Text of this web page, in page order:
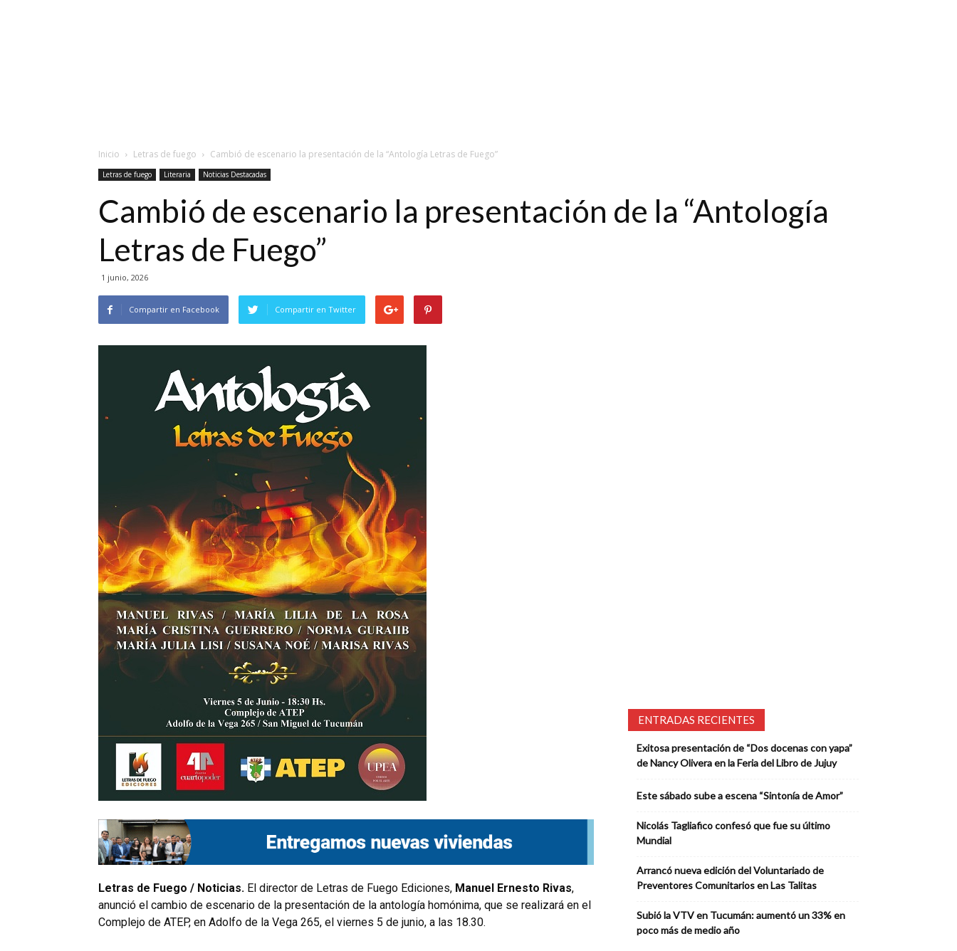
Inicio Letras de fuego Cambió de escenario la presentación de la “Antología Letras de Fuego”
Letras de fuego Literaria Noticias Destacadas
Cambió de escenario la presentación de la “Antología
Letras de Fuego”
1 junio, 2026
Compartir en Facebook Compartir en Twitter
Letras de Fuego / Noticias. El director de Letras de Fuego Ediciones, Manuel Ernesto Rivas,
anunció el cambio de escenario de la presentación de la antología homónima, que se realizará en el
Complejo de ATEP, en Adolfo de la Vega 265, el viernes 5 de junio, a las 18.30.
ENTRADAS RECIENTES
Exitosa presentación de “Dos docenas con yapa”
de Nancy Olivera en la Feria del Libro de Jujuy
Este sábado sube a escena “Sintonía de Amor”
Nicolás Tagliafico confesó que fue su último
Mundial
Arrancó nueva edición del Voluntariado de
Preventores Comunitarios en Las Talitas
Subió la VTV en Tucumán: aumentó un 33% en
poco más de medio año